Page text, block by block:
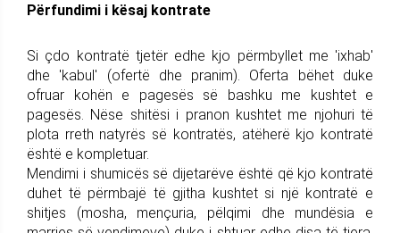
Përfundimi i kësaj kontrate
Si çdo kontratë tjetër edhe kjo përmbyllet me 'ixhab'
dhe 'kabul' (ofertë dhe pranim). Oferta bëhet duke
ofruar kohën e pagesës së bashku me kushtet e
pagesës. Nëse shitësi i pranon kushtet me njohuri të
plota rreth natyrës së kontratës, atëherë kjo kontratë
është e kompletuar.
Mendimi i shumicës së dijetarëve është që kjo kontratë
duhet të përmbajë të gjitha kushtet si një kontratë e
shitjes (mosha, mençuria, pëlqimi dhe mundësia e